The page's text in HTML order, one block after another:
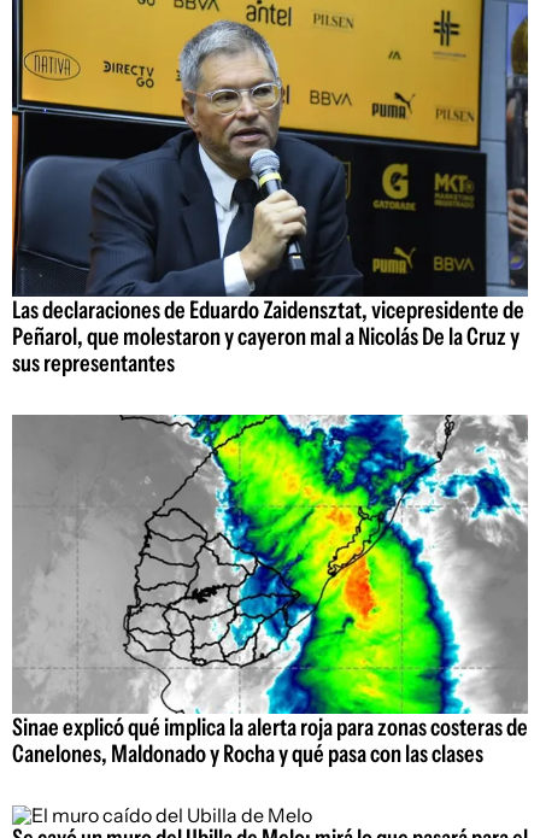
Las declaraciones de Eduardo Zaidensztat, vicepresidente de
Peñarol, que molestaron y cayeron mal a Nicolás De la Cruz y
sus representantes
Sinae explicó qué implica la alerta roja para zonas costeras de
Canelones, Maldonado y Rocha y qué pasa con las clases